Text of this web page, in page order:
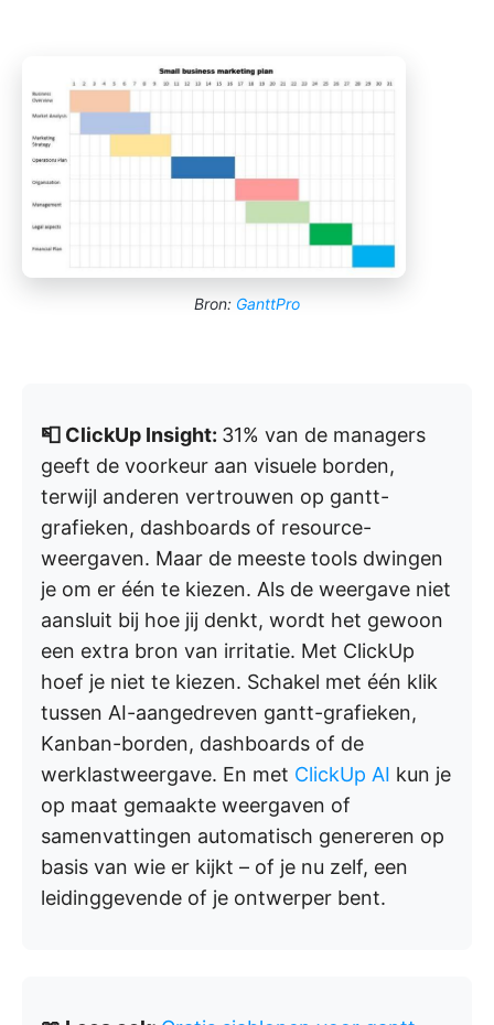
Bron: GanttPro
📮 ClickUp Insight: 31% van de managers
geeft de voorkeur aan visuele borden,
terwijl anderen vertrouwen op gantt-
grafieken, dashboards of resource-
weergaven. Maar de meeste tools dwingen
je om er één te kiezen. Als de weergave niet
aansluit bij hoe jij denkt, wordt het gewoon
een extra bron van irritatie. Met ClickUp
hoef je niet te kiezen. Schakel met één klik
tussen AI-aangedreven gantt-grafieken,
Kanban-borden, dashboards of de
werklastweergave. En met ClickUp AI kun je
op maat gemaakte weergaven of
samenvattingen automatisch genereren op
basis van wie er kijkt – of je nu zelf, een
leidinggevende of je ontwerper bent.